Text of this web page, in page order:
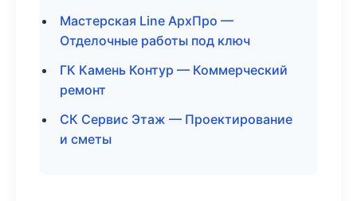
Мастерская Line АрхПро —
Отделочные работы под ключ
ГК Камень Контур — Коммерческий
ремонт
СК Сервис Этаж — Проектирование
и сметы